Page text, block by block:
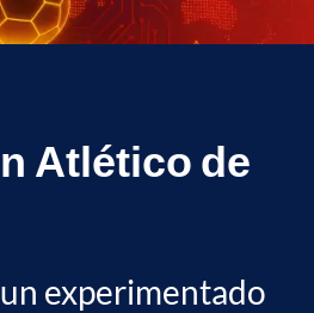
Atlético de
experimentado